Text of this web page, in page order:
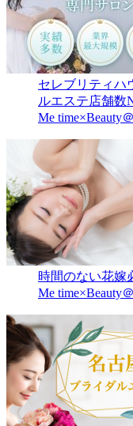
セレブリティハ
ルエステ店舗数
Me time×Beauty
時間のない花嫁
Me time×Beauty